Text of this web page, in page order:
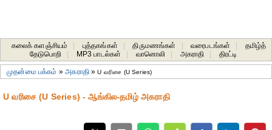
கலைக் களஞ்சியம் புத்தகங்கள் திருமணங்கள் வரைபடங்கள்
தமிழ்த்
தேடுபொறி
MP3 பாடல்கள் வானொலி அகராதி திரட்டி
முதன்மை பக்கம் »அகராதி»U வரிசை (U Series)
U வரிசை (U Series) - ஆங்கில-தமிழ் அகராதி